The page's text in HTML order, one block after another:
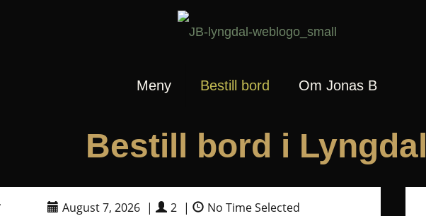
Meny Bestill bord Om Jonas B
Bestill bord i Lyngdal
August 7, 2026 | 2 |
No Time Selected